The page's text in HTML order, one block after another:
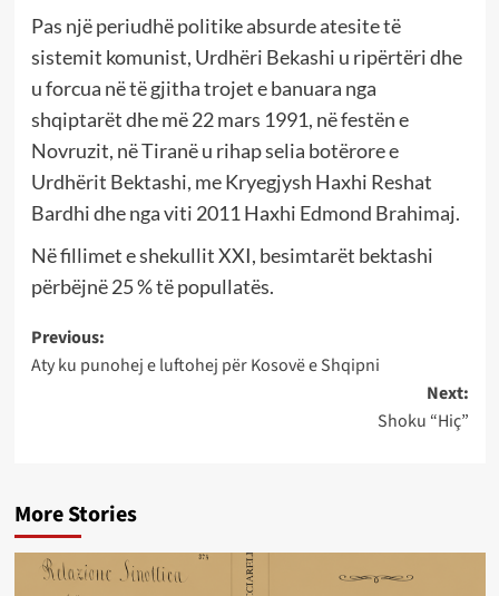
Pas një periudhë politike absurde atesite të
sistemit komunist, Urdhëri Bekashi u ripërtëri dhe
u forcua në të gjitha trojet e banuara nga
shqiptarët dhe më 22 mars 1991, në festën e
Novruzit, në Tiranë u rihap selia botërore e
Urdhërit Bektashi, me Kryegjysh Haxhi Reshat
Bardhi dhe nga viti 2011 Haxhi Edmond Brahimaj.
Në fillimet e shekullit XXI, besimtarët bektashi
përbëjnë 25 % të popullatës.
Post
navigation
Previous:
Aty ku punohej e luftohej për Kosovë e Shqipni
Next:
Shoku “Hiç”
More Stories